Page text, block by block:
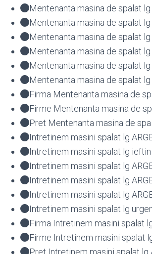
Mentenanta masina de spalat
Mentenanta masina de spalat lg
Mentenanta masina de spalat lg
Mentenanta masina de spalat lg
Mentenanta masina de spalat lg
Mentenanta masina de spalat lg
Firma Mentenanta masina de
Firme Mentenanta masina de
Pret Mentenanta masina de
Intretinem masini spalat lg
Intretinem masini spalat lg ieftin
Intretinem masini spalat lg
Intretinem masini spalat lg
Intretinem masini spalat lg
Intretinem masini spalat lg
Firma Intretinem masini spalat
Firme Intretinem masini spalat
Pret Intretinem masini spalat lg